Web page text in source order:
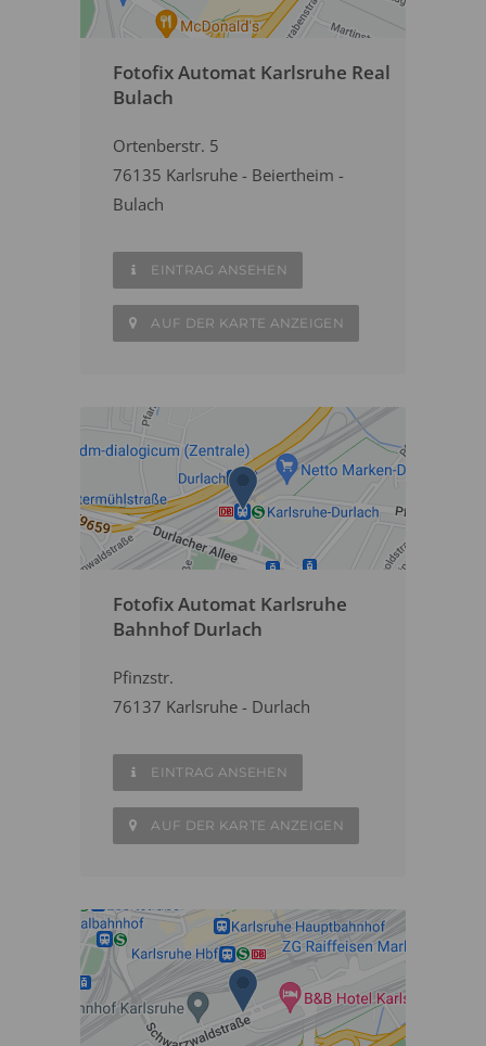
Fotofix Automat Karlsruhe Real
Bulach
Ortenberstr. 5
76135 Karlsruhe - Beiertheim -
Bulach
EINTRAG ANSEHEN
AUF DER KARTE ANZEIGEN
Fotofix Automat Karlsruhe
Bahnhof Durlach
Pfinzstr.
76137 Karlsruhe - Durlach
EINTRAG ANSEHEN
AUF DER KARTE ANZEIGEN